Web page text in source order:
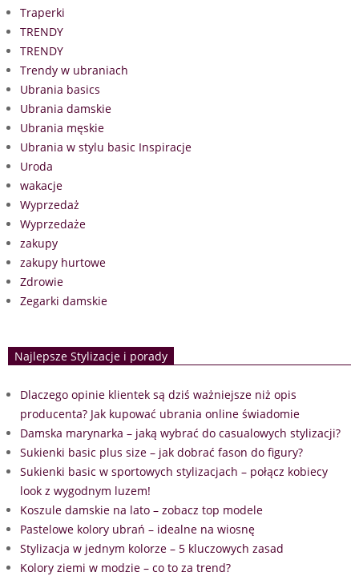
Traperki
TRENDY
TRENDY
Trendy w ubraniach
Ubrania basics
Ubrania damskie
Ubrania męskie
Ubrania w stylu basic Inspiracje
Uroda
wakacje
Wyprzedaż
Wyprzedaże
zakupy
zakupy hurtowe
Zdrowie
Zegarki damskie
Najlepsze Stylizacje i porady
Dlaczego opinie klientek są dziś ważniejsze niż opis
producenta? Jak kupować ubrania online świadomie
Damska marynarka – jaką wybrać do casualowych stylizacji?
Sukienki basic plus size – jak dobrać fason do figury?
Sukienki basic w sportowych stylizacjach – połącz kobiecy
look z wygodnym luzem!
Koszule damskie na lato – zobacz top modele
Pastelowe kolory ubrań – idealne na wiosnę
Stylizacja w jednym kolorze – 5 kluczowych zasad
Kolory ziemi w modzie – co to za trend?